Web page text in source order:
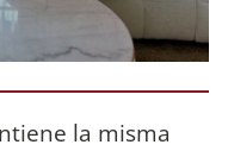
la misma